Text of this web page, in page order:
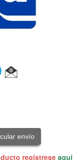
envío
regístrese aquí